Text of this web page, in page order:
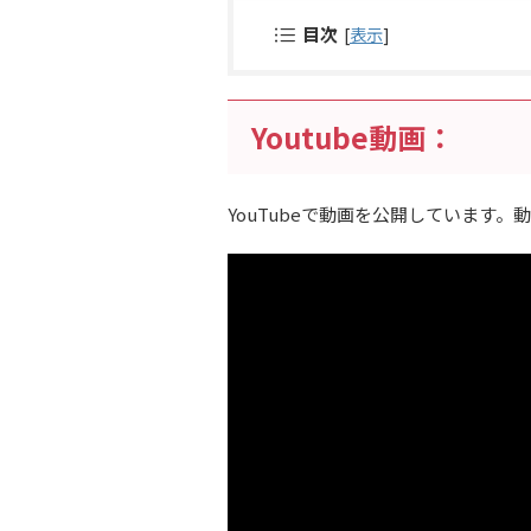
目次 [表示]
Youtube動画：
YouTubeで動画を公開しています。